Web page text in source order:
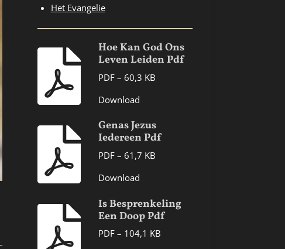
Het Evangelie
Hoe Kan God Ons
Leven Leiden Pdf
PDF – 60,3 KB
Download
Genas Jezus
Iedereen Pdf
PDF – 61,7 KB
Download
Is Besprenkeling
Een Doop Pdf
PDF – 104,1 KB